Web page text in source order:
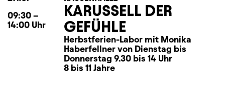
09:30 –
14:00 Uhr
KARUSSELL DER
GEFÜHLE
Herbstferien-Labor mit Monika
Haberfellner von Dienstag bis
Donnerstag 9.30 bis 14 Uhr
8 bis 11 Jahre